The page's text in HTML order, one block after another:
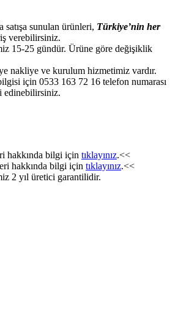
satışa sunulan ürünleri, Türkiye’nin her
verebilirsiniz.
15-25 gündür. Ürüne göre değişiklik
nakliye ve kurulum hizmetimiz vardır.
için 0533 163 72 16 telefon numarası
edinebilirsiniz.
hakkında bilgi için tıklayınız.<<
hakkında bilgi için tıklayınız.<<
2 yıl üretici garantilidir.